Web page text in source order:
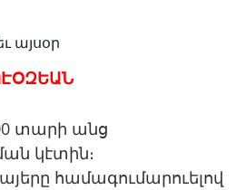
տարի անց
կէտին։
համագումարուելով